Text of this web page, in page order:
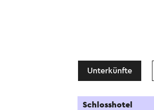
Unterkünfte
Schlosshotel